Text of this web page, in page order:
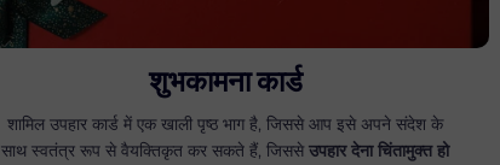
शुभकामना कार्ड
शामिल उपहार कार्ड में एक खाली पृष्ठ भाग है, जिससे आप इसे अपने संदेश के
साथ स्वतंत्र रूप से वैयक्तिकृत कर सकते हैं, जिससे उपहार देना चिंतामुक्त हो